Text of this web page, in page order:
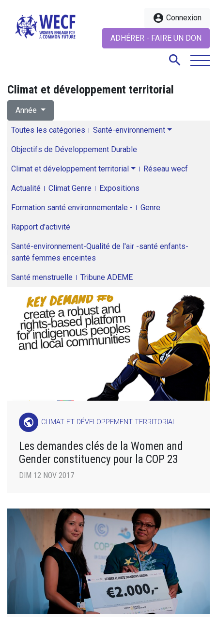
account_circle Connexion
ADHÉRER - FAIRE UN DON
search
Climat et développement territorial
Année
Toutes les catégories Santé-environnement
Objectifs de Développement Durable
Climat et développement territorial Réseau wecf
Actualité Climat Genre Expositions
Formation santé environnementale - Genre
Rapport d'activité
Santé-environnement-Qualité de l'air -santé enfants-
santé femmes enceintes
Santé menstruelle Tribune ADEME
public CLIMAT ET DÉVELOPPEMENT TERRITORIAL
Les demandes clés de la Women and
Gender constituency pour la COP 23
DIM 12 NOV 2017